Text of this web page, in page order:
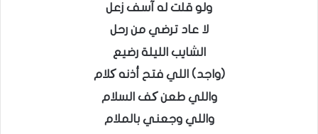
ولو قلت له آسف زعل
لا عاد ترضي من رحل
الشايب الليلة رضيع
(واجد) اللي فتح أذنه کلام
واللي طعن کف السلام
واللي وجعني بالملام